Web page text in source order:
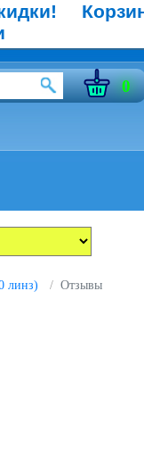
0
линз) Отзывы